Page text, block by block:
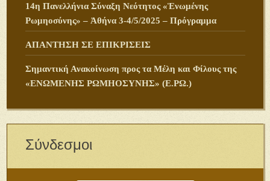
14η Πανελλήνια Σύναξη Νεότητος «Ἑνωμένης
Ρωμηοσύνης» – Ἀθήνα 3-4/5/2025 – Πρόγραμμα
ΑΠΑΝΤΗΣΗ ΣΕ ΕΠΙΚΡΙΣΕΙΣ
Σημαντική Ανακοίνωση προς τα Μέλη και Φίλους της
«ΕΝΩΜΕΝΗΣ ΡΩΜΗΟΣΥΝΗΣ» (Ε.ΡΩ.)
Σύνδεσμοι